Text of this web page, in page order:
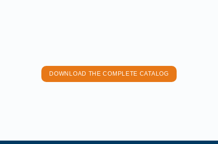
DOWNLOAD THE COMPLETE CATALOG